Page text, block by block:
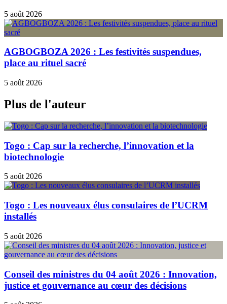
5 août 2026
AGBOGBOZA 2026 : Les festivités suspendues,
place au rituel sacré
5 août 2026
Plus de l'auteur
Togo : Cap sur la recherche, l’innovation et la
biotechnologie
5 août 2026
Togo : Les nouveaux élus consulaires de l’UCRM
installés
5 août 2026
Conseil des ministres du 04 août 2026 : Innovation,
justice et gouvernance au cœur des décisions